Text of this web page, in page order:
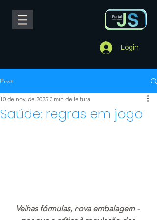
Login
Post
Saúde: regras em jogo
10 de nov. de 2025 3 min de leitura
Velhas fórmulas, nova embalagem -